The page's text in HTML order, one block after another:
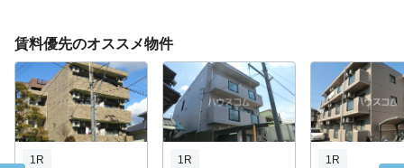
賃料優先のオススメ物件
1R 1R 1R